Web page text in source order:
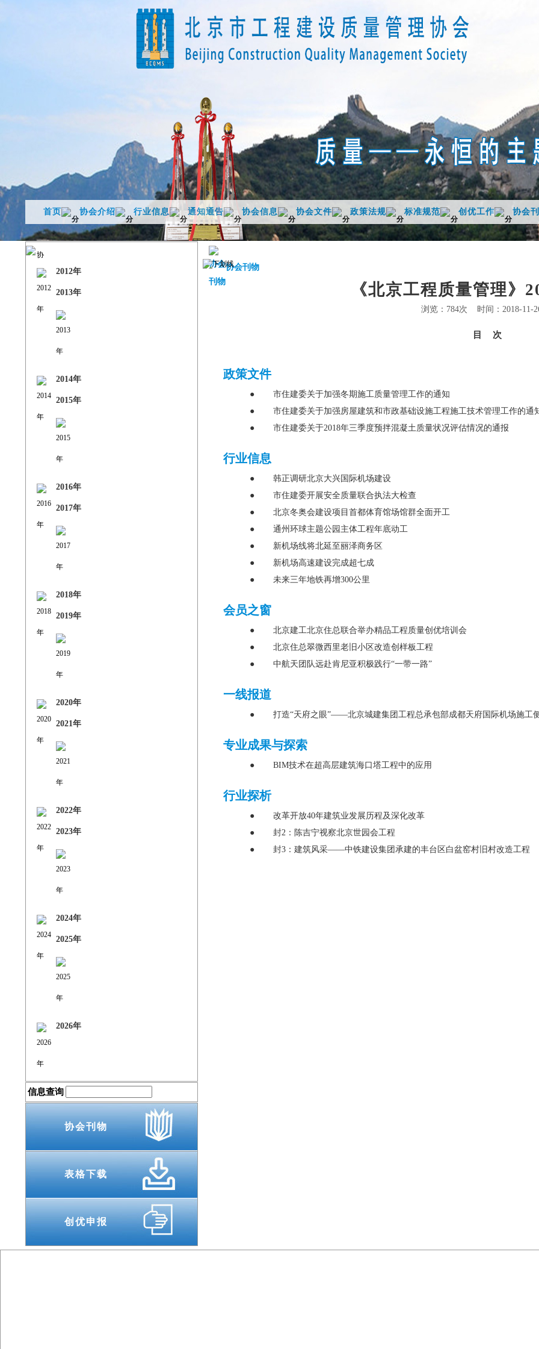
首页 协会介绍 行业信息 通知通告 协会信息 协会文件 政策法规 标准规范 创优工作 协会
2012年
2013年
2014年
2015年
2016年
2017年
2018年
2019年
2020年
2021年
2022年
2023年
2024年
2025年
2026年
信息查询
协会刊物
表格下载
创优申报
协会刊物
《北京工程质量管理》
浏览：784次 时间：2018-11-
目次
政策文件
市住建委关于加强冬期施工质量管理工作的通知
●
市住建委关于加强房屋建筑和市政基础设施工程施工技术管理工作的通
●
市住建委关于2018年三季度预拌混凝土质量状况评估情况的通报
●
行业信息
韩正调研北京大兴国际机场建设
●
市住建委开展安全质量联合执法大检查
●
北京冬奥会建设项目首都体育馆场馆群全面开工
●
通州环球主题公园主体工程年底动工
●
新机场线将北延至丽泽商务区
●
新机场高速建设完成超七成
●
未来三年地铁再增300公里
●
会员之窗
北京建工北京住总联合举办精品工程质量创优培训会
●
北京住总翠微西里老旧小区改造创样板工程
●
中航天团队远赴肯尼亚积极践行“一带一路”
●
一线报道
打造“天府之眼”——北京城建集团工程总承包部成都天府国际机场施工
●
专业成果与探索
BIM技术在超高层建筑海口塔工程中的应用
●
行业探析
改革开放40年建筑业发展历程及深化改革
●
封2：陈吉宁视察北京世园会工程
●
封3：建筑风采——中铁建设集团承建的丰台区白盆窑村旧村改造工程
●